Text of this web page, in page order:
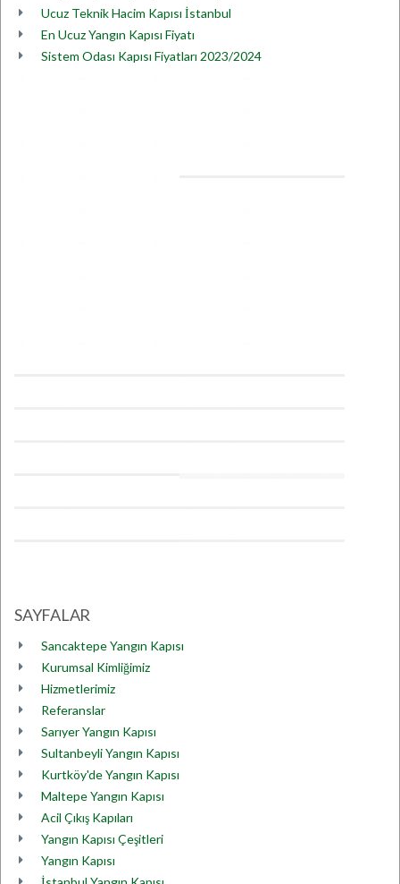
Ucuz Teknik Hacim Kapısı İstanbul
En Ucuz Yangın Kapısı Fiyatı
Sistem Odası Kapısı Fiyatları 2023/2024
SAYFALAR
Sancaktepe Yangın Kapısı
Kurumsal Kimliğimiz
Hizmetlerimiz
Referanslar
Sarıyer Yangın Kapısı
Sultanbeyli Yangın Kapısı
Kurtköy'de Yangın Kapısı
Maltepe Yangın Kapısı
Acil Çıkış Kapıları
Yangın Kapısı Çeşitleri
Yangın Kapısı